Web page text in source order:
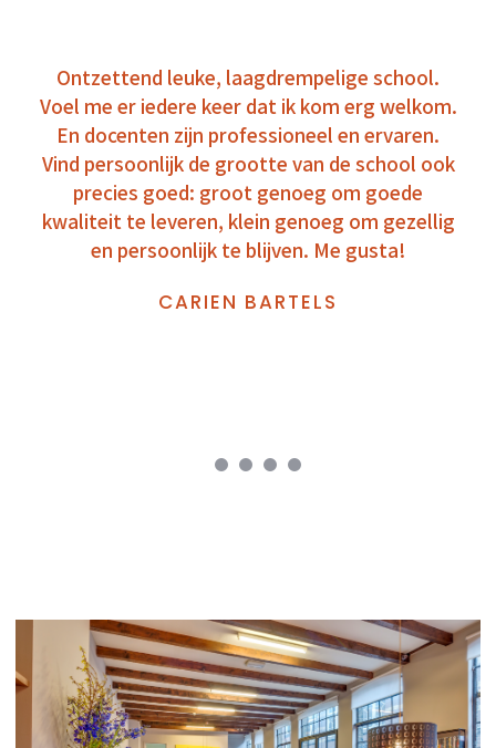
Ontzettend leuke, laagdrempelige school.
Voel me er iedere keer dat ik kom erg welkom.
En docenten zijn professioneel en ervaren.
Vind persoonlijk de grootte van de school ook
precies goed: groot genoeg om goede
kwaliteit te leveren, klein genoeg om gezellig
en persoonlijk te blijven. Me gusta!
CARIEN BARTELS